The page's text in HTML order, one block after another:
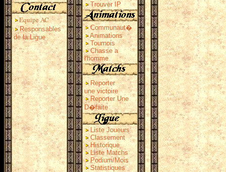
Equipe AC
Responsables
de la Ligue
Trouver IP
Communaut�
Animations
Tournois
Chasse a
l'homme
Reporter
une victoire
Reporter Une
D�faite
Liste Joueurs
Classement
Historique
Liste Matchs
Podium/Mois
Statistiques